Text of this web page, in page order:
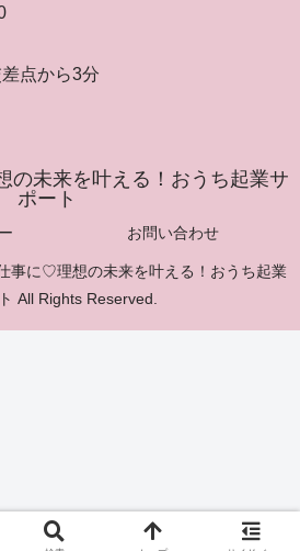
点から3分
未来を叶える！おうち起業サ
ポート
お問い合わせ
事に♡理想の未来を叶える！おうち起業
All Rights Reserved.